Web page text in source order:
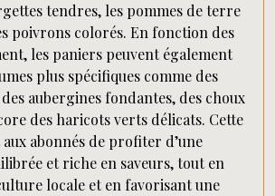
tendres, les pommes de terre
poivrons colorés. En fonction des
les paniers peuvent également
plus spécifiques comme des
aubergines fondantes, des choux
des haricots verts délicats. Cette
abonnés de profiter d’une
et riche en saveurs, tout en
locale et en favorisant une